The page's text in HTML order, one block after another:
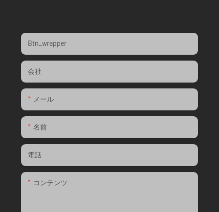
Btn_wrapper
会社
メール
名前
電話
コンテンツ